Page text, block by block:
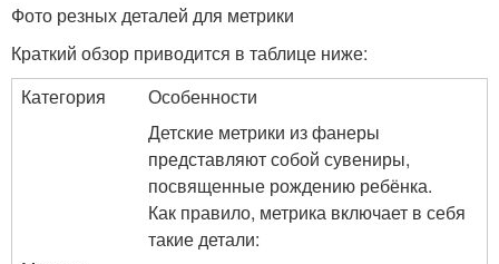
Фото резных деталей для метрики
Краткий обзор приводится в таблице ниже:
Категория
Особенности
Детские метрики из фанеры
представляют собой сувениры,
посвященные рождению ребёнка.
Как правило, метрика включает в себя
такие детали: